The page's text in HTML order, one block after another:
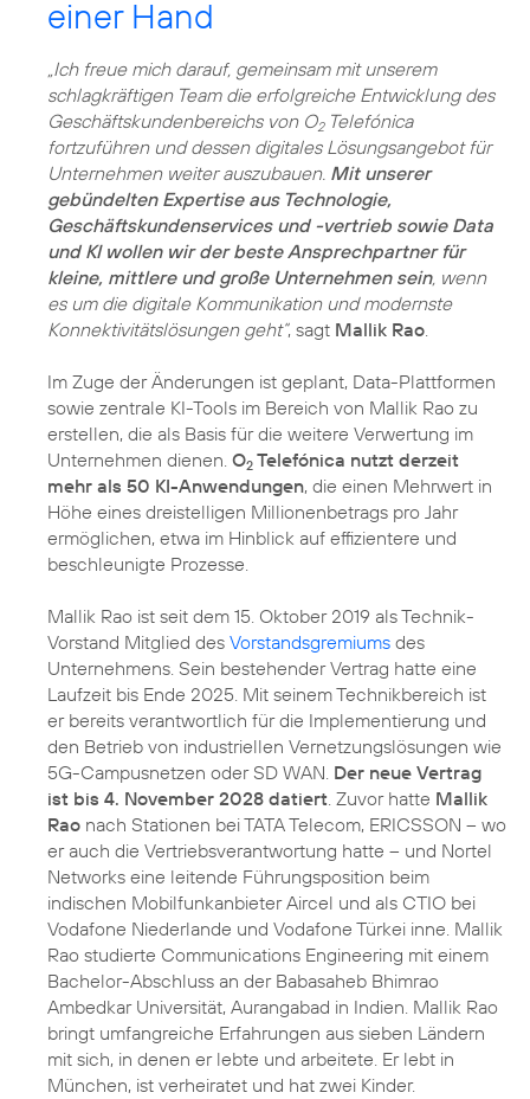
einer Hand
„Ich freue mich darauf, gemeinsam mit unserem
schlagkräftigen Team die erfolgreiche Entwicklung des
Geschäftskundenbereichs von O2Telefónica
fortzuführen und dessen digitales Lösungsangebot für
Unternehmen weiter auszubauen. Mit unserer
gebündelten Expertise aus Technologie,
Geschäftskundenservices und -vertrieb sowie Data
und KI wollen wir der beste Ansprechpartner für
kleine, mittlere und große Unternehmen sein, wenn
es um die digitale Kommunikation und modernste
Konnektivitätslösungen geht“, sagt Mallik Rao.
Im Zuge der Änderungen ist geplant, Data-Plattformen
sowie zentrale KI-Tools im Bereich von Mallik Rao zu
erstellen, die als Basis für die weitere Verwertung im
Unternehmen dienen. O2 Telefónica nutzt derzeit
mehr als 50 KI-Anwendungen, die einen Mehrwert in
Höhe eines dreistelligen Millionenbetrags pro Jahr
ermöglichen, etwa im Hinblick auf effizientere und
beschleunigte Prozesse.
Mallik Rao ist seit dem 15. Oktober 2019 als Technik-
Vorstand Mitglied des Vorstandsgremiums des
Unternehmens. Sein bestehender Vertrag hatte eine
Laufzeit bis Ende 2025. Mit seinem Technikbereich ist
er bereits verantwortlich für die Implementierung und
den Betrieb von industriellen Vernetzungslösungen wie
5G-Campusnetzen oder SD WAN. Der neue Vertrag
ist bis 4. November 2028 datiert. Zuvor hatte Mallik
Rao nach Stationen bei TATA Telecom, ERICSSON – wo
er auch die Vertriebsverantwortung hatte – und Nortel
Networks eine leitende Führungsposition beim
indischen Mobilfunkanbieter Aircel und als CTIO bei
Vodafone Niederlande und Vodafone Türkei inne. Mallik
Rao studierte Communications Engineering mit einem
Bachelor-Abschluss an der Babasaheb Bhimrao
Ambedkar Universität, Aurangabad in Indien. Mallik Rao
bringt umfangreiche Erfahrungen aus sieben Ländern
mit sich, in denen er lebte und arbeitete. Er lebt in
München, ist verheiratet und hat zwei Kinder.